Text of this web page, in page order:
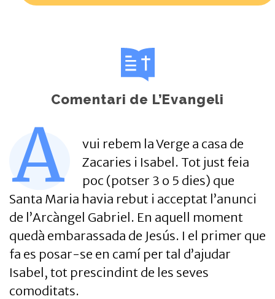
Comentari de L’Evangeli
A
vui rebem la Verge a casa de
Zacaries i Isabel. Tot just feia
poc (potser 3 o 5 dies) que
Santa Maria havia rebut i acceptat l’anunci
de l’Arcàngel Gabriel. En aquell moment
quedà embarassada de Jesús. I el primer que
fa es posar-se en camí per tal d’ajudar
Isabel, tot prescindint de les seves
comoditats.